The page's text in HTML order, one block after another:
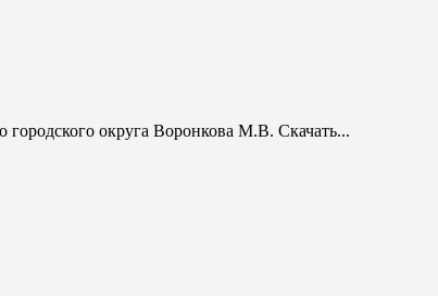
городского округа Воронкова М.В. Скачать...